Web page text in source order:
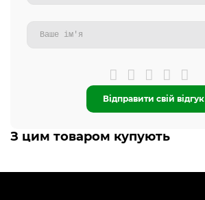
Відправити свій відгук
З цим товаром купують